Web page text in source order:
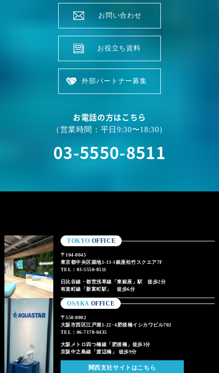
お問い合わせ
お役立ち資料
外部パートナー募集
お電話の方はこちら
（営業時間：平日9:30〜18:30）
03-5550-8511
TOKYO OFFICE
〒104-0045
東京都中央区築地1-13-1銀座松竹スクエア7F
TEL：03-5550-8511
日比谷線・都営浅草線「東銀座」駅 徒歩2分
有楽町線「新富町駅」 徒歩6分
OSAKA OFFICE
〒550-0002
大阪市西区江戸堀1-22−4肥後橋イシカワビル702
TEL：06-7178-0435
大阪メトロ四つ橋線「肥後橋」徒歩3分
京阪中之島線「渡辺橋」 徒歩9分
関西支社サイトはこちら